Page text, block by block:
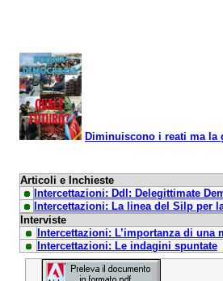
Diminuiscono i reati ma la
Articoli e Inchieste
Intercettazioni: Ddl: Delegittimate
Intercettazioni: La linea del Silp per
Interviste
Intercettazioni: L’importanza di
Intercettazioni: Le indagini spuntate